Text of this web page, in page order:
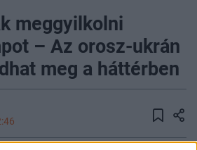
meggyilkolni
– Az orosz-ukrán
meg a háttérben